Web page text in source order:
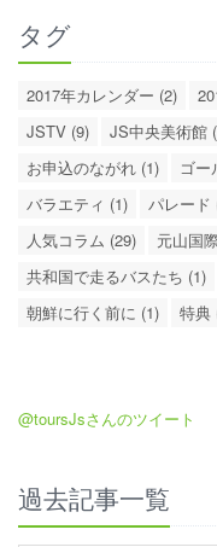
タグ
2017年カレンダー (2)
JSTV (9)
JS中央美術館
お申込のながれ (1)
ゴー
バラエティ (1)
パレード
人気コラム (29)
元山国
共和国で走るバスたち (1)
朝鮮に行く前に (1)
特典
@toursJsさんのツイート
過去記事一覧